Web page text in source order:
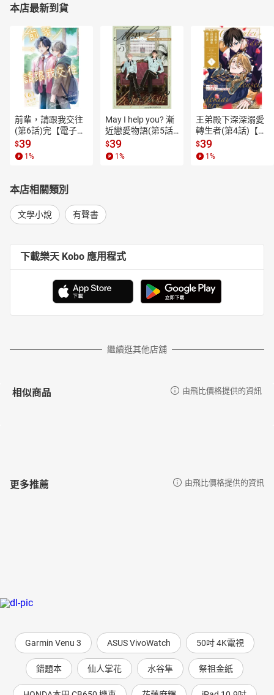
本店最新到貨
前輩，請跟我交往
(第6話)完【電子
書】
$39
1 %
May I help you? 漸
近戀愛物語(第5話)
【電子書】
$39
1 %
王弟殿下深深溺愛
轉生者(第4話)【電
子書】
$39
1 %
本店相關類別
文學小說 有聲書
下載樂天 Kobo 應用程式
繼續逛其他店舖
相似商品 由飛比價格提供的資訊
更多推薦 由飛比價格提供的資訊
Garmin Venu 3 ASUS VivoWatch 50吋 4K電視
錯題本 仙人掌花 水谷隼 祭祖金紙